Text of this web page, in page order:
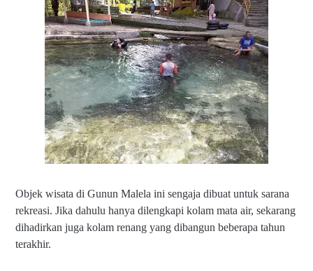
Objek wisata di Gunun Malela ini sengaja dibuat untuk sarana
rekreasi. Jika dahulu hanya dilengkapi kolam mata air, sekarang
dihadirkan juga kolam renang yang dibangun beberapa tahun
terakhir.